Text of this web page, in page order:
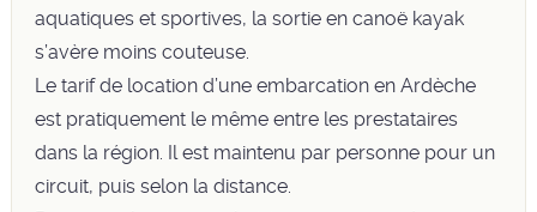
aquatiques et sportives, la sortie en canoë kayak
s’avère moins couteuse.
Le tarif de location d’une embarcation en Ardèche
est pratiquement le même entre les prestataires
dans la région. Il est maintenu par personne pour un
circuit, puis selon la distance.